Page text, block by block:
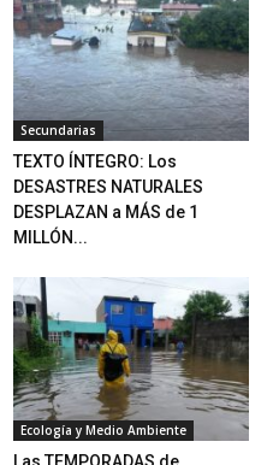
Secundarias
TEXTO ÍNTEGRO: Los
DESASTRES NATURALES
DESPLAZAN a MÁS de 1
MILLÓN...
Ecología y Medio Ambiente
Las TEMPORADAS de